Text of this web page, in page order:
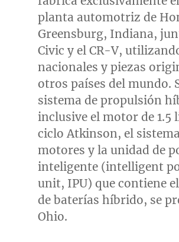
planta automotriz de
Greensburg, Indiana,
Civic y el CR-V,
nacionales y piezas
otros países del mundo.
sistema de propulsión
inclusive el motor de 1.5
ciclo Atkinson, el
motores y la unidad de
inteligente (intelligent
unit, IPU) que contiene
de baterías híbrido, se
Ohio.